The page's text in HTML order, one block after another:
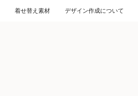
着せ替え素材 デザイン作成について